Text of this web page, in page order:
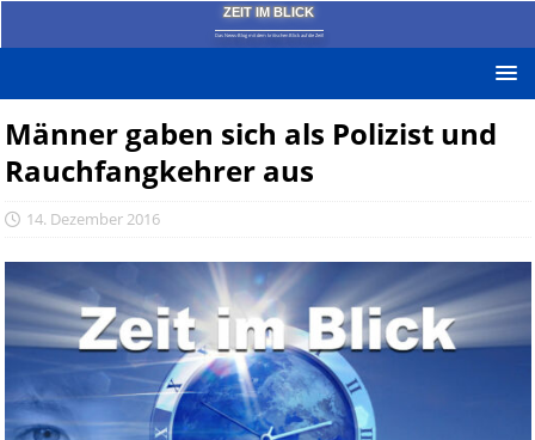
ZEIT IM BLICK
Das News-Blog mit dem kritischen Blick auf die Zeit!
Männer gaben sich als Polizist und
Rauchfangkehrer aus
14. Dezember 2016